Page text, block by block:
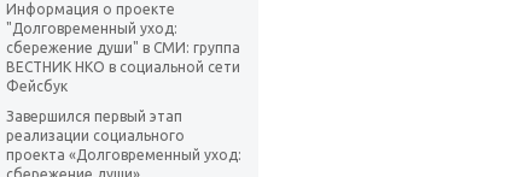
Информация о проекте
"Долговременный уход:
сбережение души" в СМИ: группа
ВЕСТНИК НКО в социальной сети
Фейсбук
Завершился первый этап
реализации социального
проекта «Долговременный уход: